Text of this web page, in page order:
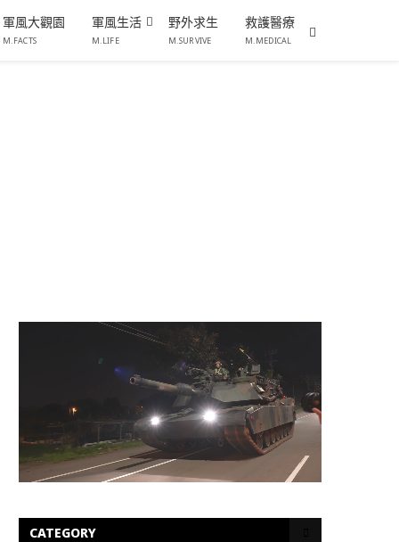
軍風大觀園
M.FACTS
軍風生活
M.LIFE
野外求生
M.SURVIVE
救護醫療
M.MEDICAL
CATEGORY